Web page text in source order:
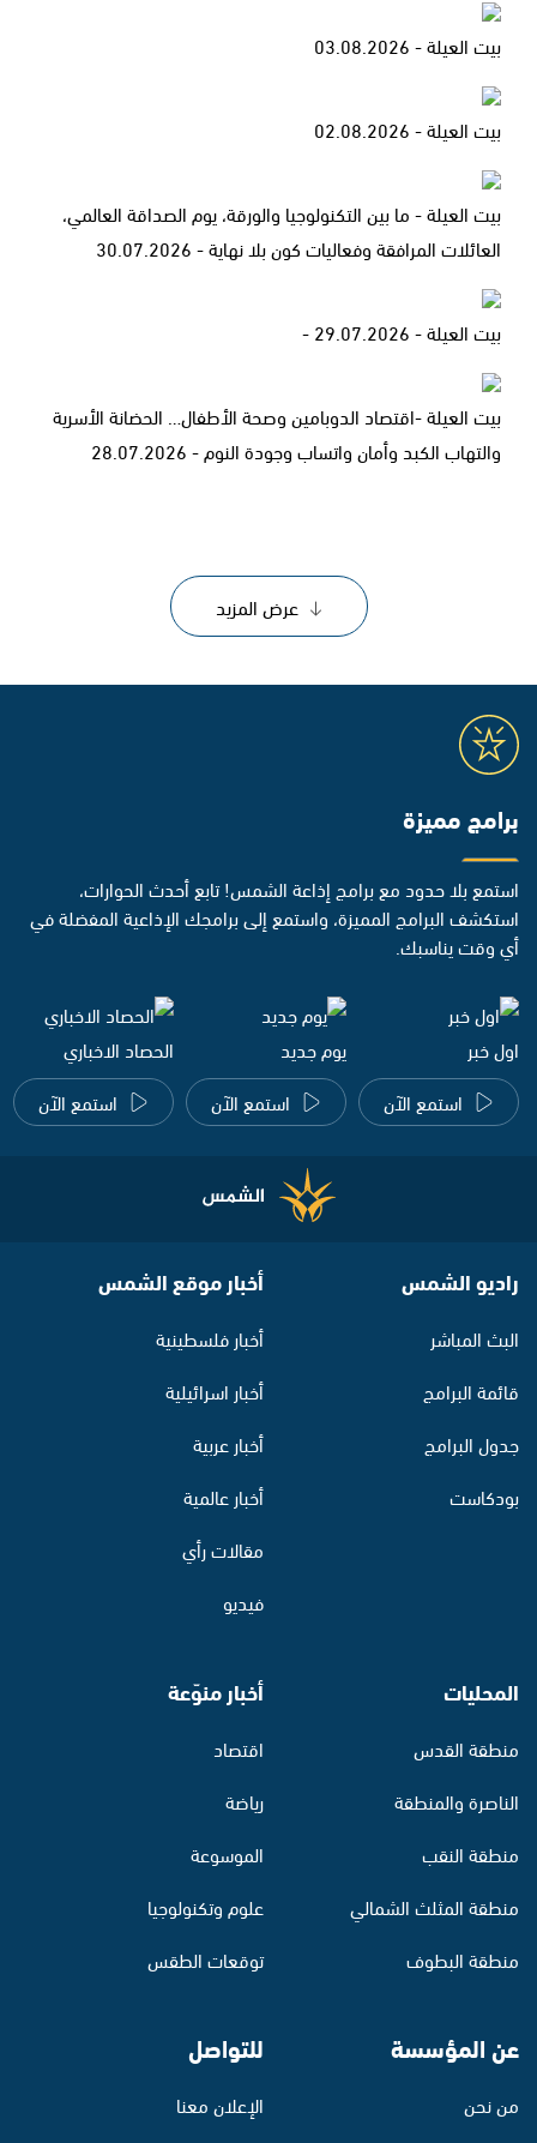
بيت العيلة - 03.08.2026
بيت العيلة - 02.08.2026
بيت العيلة - ما بين التكنولوجيا والورقة، يوم الصداقة العالمي،
العائلات المرافقة وفعاليات كون بلا نهاية - 30.07.2026
بيت العيلة - 29.07.2026 -
بيت العيلة -اقتصاد الدوبامين وصحة الأطفال… الحضانة الأسرية
والتهاب الكبد وأمان واتساب وجودة النوم - 28.07.2026
عرض المزيد
برامج مميزة
استمع بلا حدود مع برامج إذاعة الشمس! تابع أحدث الحوارات،
استكشف البرامج المميزة، واستمع إلى برامجك الإذاعية المفضلة في
أي وقت يناسبك.
اول خبر
استمع الآن
يوم جديد
استمع الآن
الحصاد الاخباري
استمع الآن
راديو الشمس
البث المباشر
قائمة البرامج
جدول البرامج
بودكاست
أخبار موقع الشمس
أخبار فلسطينية
أخبار اسرائيلية
أخبار عربية
أخبار عالمية
مقالات رأي
فيديو
المحليات
منطقة القدس
الناصرة والمنطقة
منطقة النقب
منطقة المثلث الشمالي
منطقة البطوف
أخبار منوّعة
اقتصاد
رياضة
الموسوعة
علوم وتكنولوجيا
توقعات الطقس
عن المؤسسة
من نحن
للتواصل
الإعلان معنا